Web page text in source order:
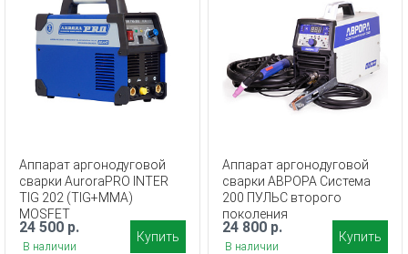
Аппарат аргонодуговой
сварки AuroraPRO INTER
TIG 202 (TIG+MMA)
MOSFET
24 500 р.
В наличии
Купить
Аппарат аргонодуговой
сварки АВРОРА Система
200 ПУЛЬС второго
поколения
24 800 р.
В наличии
Купить